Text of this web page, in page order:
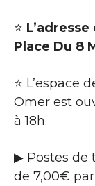
⭐
Place Du 8
⭐ L’espace
Omer est
à 18h.
▶ Postes de
de 7,00€